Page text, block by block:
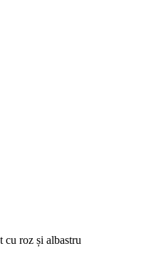
cu roz și albastru